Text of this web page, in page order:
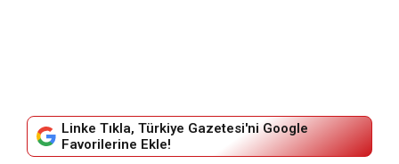
Linke Tıkla, Türkiye Gazetesi'ni Google
Favorilerine Ekle!